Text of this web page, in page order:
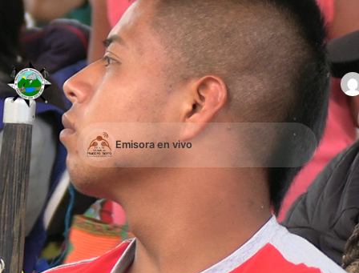
Emisora en vivo